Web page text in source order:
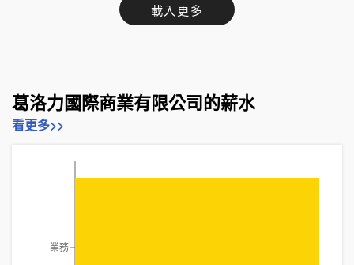
載入更多
葛洛力國際商業有限公司的薪水
看更多>>
業務